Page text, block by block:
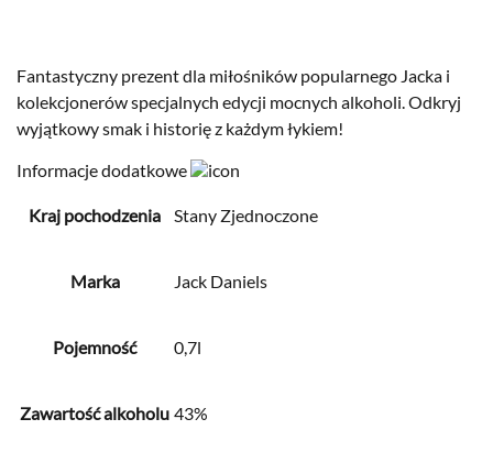
Fantastyczny prezent dla miłośników popularnego Jacka i
kolekcjonerów specjalnych edycji mocnych alkoholi. Odkryj
wyjątkowy smak i historię z każdym łykiem!
Informacje dodatkowe
Kraj pochodzenia Stany Zjednoczone
Marka Jack Daniels
Pojemność 0,7l
Zawartość alkoholu 43%